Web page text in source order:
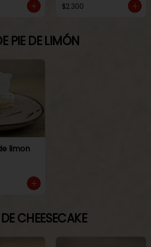
$2.300
PIE DE LIMÓN
limon
CHEESECAKE